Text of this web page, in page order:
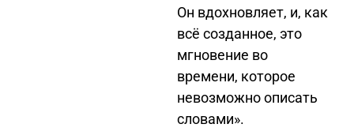
Он вдохновляет, и, как
всё созданное, это
мгновение во
времени, которое
невозможно описать
словами».